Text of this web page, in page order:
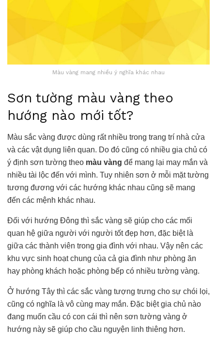
Màu vàng mang nhiều ý nghĩa khác nhau
Sơn tường màu vàng theo
hướng nào mới tốt?
Màu sắc vàng được dùng rất nhiều trong trang trí nhà cửa
và các vật dụng liên quan. Do đó cũng có nhiều gia chủ có
ý định sơn tường theo màu vàng để mang lại may mắn và
nhiều tài lộc đến với mình. Tuy nhiên sơn ở mỗi mặt tường
tương đương với các hướng khác nhau cũng sẽ mang
đến các mệnh khác nhau.
Đối với hướng Đông thì sắc vàng sẽ giúp cho các mối
quan hệ giữa người với người tốt đẹp hơn, đặc biệt là
giữa các thành viên trong gia đình với nhau. Vậy nên các
khu vực sinh hoạt chung của cả gia đình như phòng ăn
hay phòng khách hoặc phòng bếp có nhiều tường vàng.
Ở hướng Tây thì các sắc vàng tượng trưng cho sự chói lọi,
cũng có nghĩa là vô cùng may mắn. Đặc biệt gia chủ nào
đang muốn cầu có con cái thì nên sơn tường vàng ở
hướng này sẽ giúp cho cầu nguyện linh thiêng hơn.